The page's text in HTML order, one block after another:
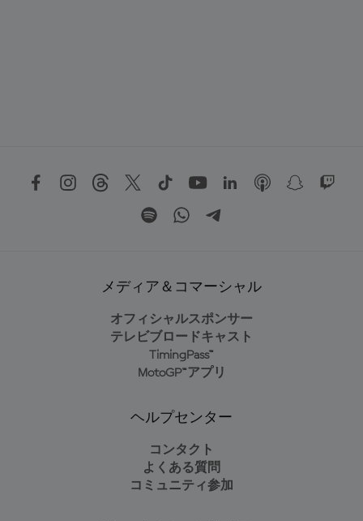
メディア＆コマーシャル
オフィシャルスポンサー
テレビブロードキャスト
TimingPass™
MotoGP™アプリ
ヘルプセンター
コンタクト
よくある質問
コミュニティ参加